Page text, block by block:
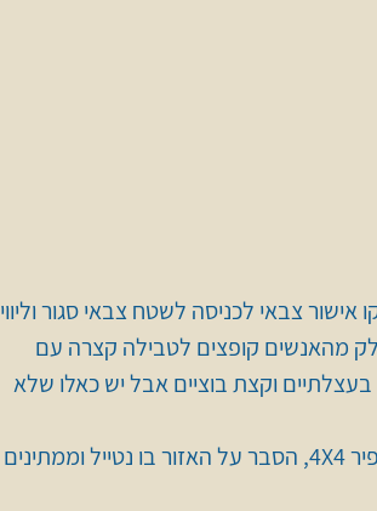
צבאי לכניסה לשטח צבאי סגור וליווי
מהאנשים קופצים לטבילה קצרה עם
וקצת בוציים אבל יש כאלו שלא
תדרוך קצר, מתנות קטנות מהשותפה העיסקית שלנו אספיר 4X4, הסבר על האזור בו נטייל וממתינים